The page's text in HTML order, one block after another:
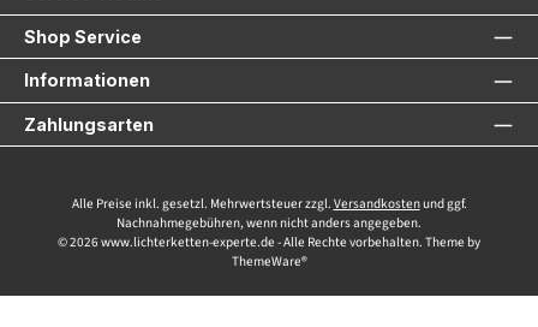
Shop Service
Informationen
Zahlungsarten
Alle Preise inkl. gesetzl. Mehrwertsteuer zzgl. Versandkostenund ggf.
Nachnahmegebühren, wenn nicht anders angegeben.
© 2026 www.lichterketten-experte.de - Alle Rechte vorbehalten. Theme by
ThemeWare®